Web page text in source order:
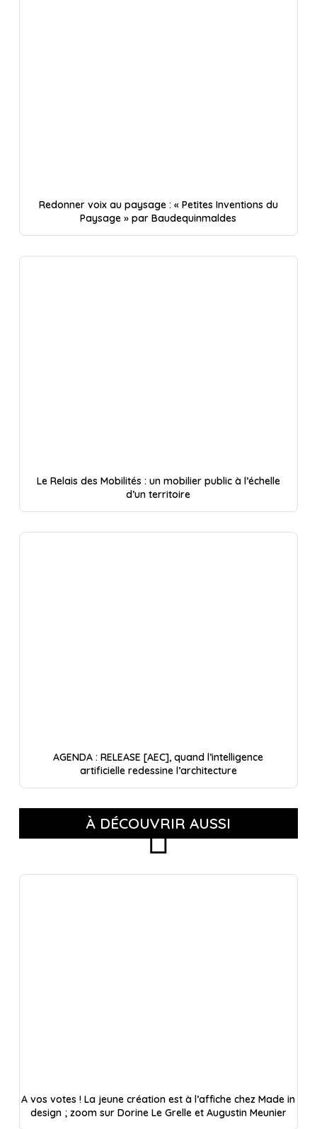
Redonner voix au paysage : « Petites Inventions du
Paysage » par Baudequinmaldes
Le Relais des Mobilités : un mobilier public à l’échelle
d’un territoire
AGENDA : RELEASE [AEC], quand l’intelligence
artificielle redessine l’architecture
À DÉCOUVRIR AUSSI
A vos votes ! La jeune création est à l’affiche chez Made in
design ; zoom sur Dorine Le Grelle et Augustin Meunier